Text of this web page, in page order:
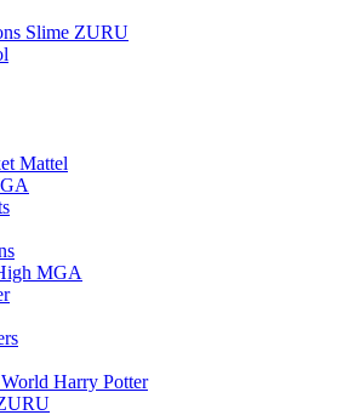
Slime ZURU
Mattel
MGA
Harry Potter